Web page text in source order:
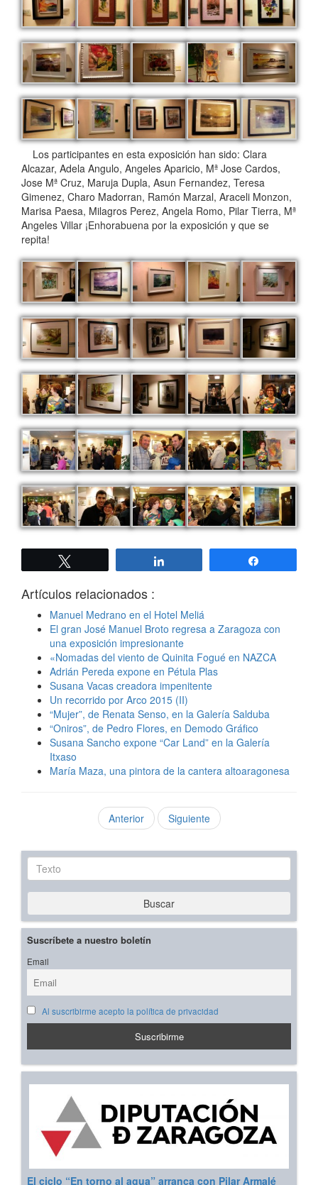
Los participantes en esta exposición han sido: Clara
Alcazar, Adela Angulo, Angeles Aparicio, Mª Jose Cardos,
Jose Mª Cruz, Maruja Dupla, Asun Fernandez, Teresa
Gimenez, Charo Madorran, Ramón Marzal, Araceli Monzon,
Marisa Paesa, Milagros Perez, Angela Romo, Pilar Tierra, Mª
Angeles Villar ¡Enhorabuena por la exposición y que se
repita!
Artículos relacionados :
Manuel Medrano en el Hotel Meliá
El gran José Manuel Broto regresa a Zaragoza con
una exposición impresionante
«Nomadas del viento de Quinita Fogué en NAZCA
Adrián Pereda expone en Pétula Plas
Susana Vacas creadora impenitente
Un recorrido por Arco 2015 (II)
“Mujer”, de Renata Senso, en la Galería Salduba
“Oniros”, de Pedro Flores, en Demodo Gráfico
Susana Sancho expone “Car Land” en la Galería
Itxaso
María Maza, una pintora de la cantera altoaragonesa
Anterior Siguiente
Texto
Buscar
Suscríbete a nuestro boletín
Email
Al suscribirme acepto la política de privacidad
El ciclo “En torno al agua” arranca con Pilar Armalé